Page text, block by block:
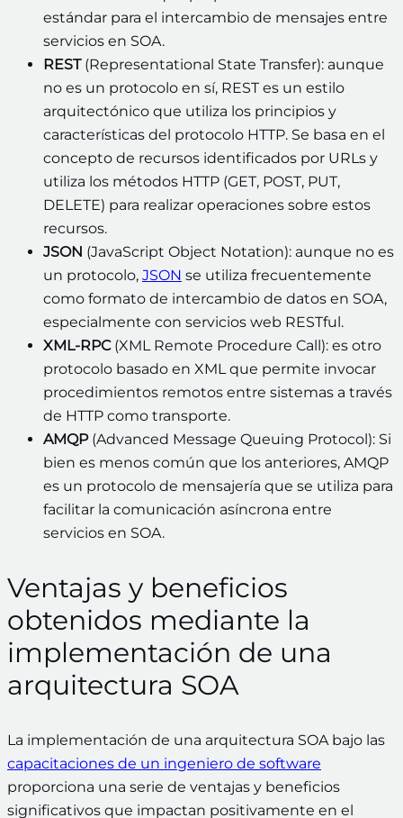
estándar para el intercambio de mensajes entre
servicios en SOA.
REST(Representational State Transfer): aunque
no es un protocolo en sí, REST es un estilo
arquitectónico que utiliza los principios y
características del protocolo HTTP. Se basa en el
concepto de recursos identificados por URLs y
utiliza los métodos HTTP (GET, POST, PUT,
DELETE) para realizar operaciones sobre estos
recursos.
JSON (JavaScript Object Notation): aunque no es
un protocolo, JSON se utiliza frecuentemente
como formato de intercambio de datos en SOA,
especialmente con servicios web RESTful.
XML-RPC (XML Remote Procedure Call): es otro
protocolo basado en XML que permite invocar
procedimientos remotos entre sistemas a través
de HTTP como transporte.
AMQP(Advanced Message Queuing Protocol): Si
bien es menos común que los anteriores, AMQP
es un protocolo de mensajería que se utiliza para
facilitar la comunicación asíncrona entre
servicios en SOA.
Ventajas y beneficios
obtenidos mediante la
implementación de una
arquitectura SOA
La implementación de una arquitectura SOA bajo las
capacitaciones de un ingeniero de software
proporciona una serie de ventajas y beneficios
significativos que impactan positivamente en el